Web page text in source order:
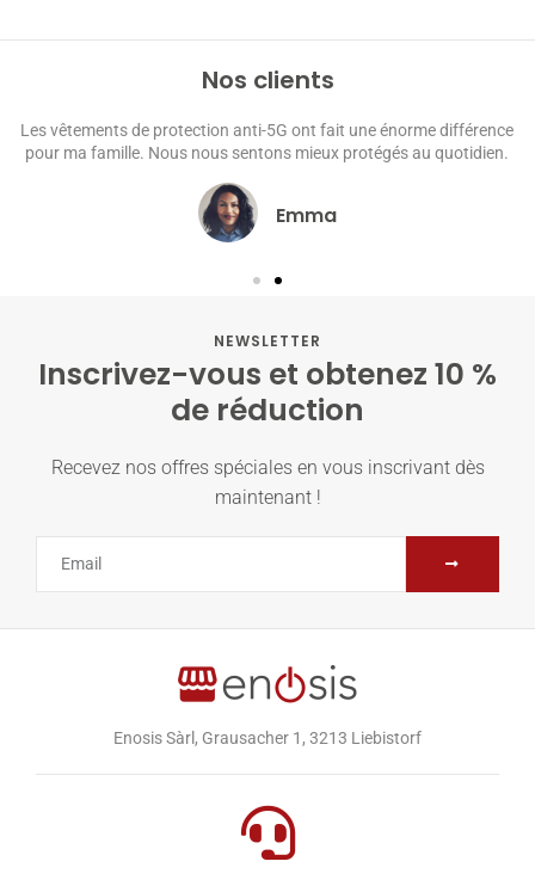
Nos clients
Les accessoires anti-5G ont amélioré ma qualité de vie. Je peux
maintenant profiter de mes appareils électroniques en toute confiance.
David
NEWSLETTER
Inscrivez-vous et obtenez 10 %
de réduction
Recevez nos offres spéciales en vous inscrivant dès
maintenant !
Enosis Sàrl, Grausacher 1, 3213 Liebistorf